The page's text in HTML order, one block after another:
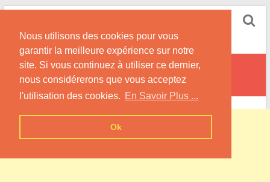
Nous utilisons des cookies pour vous
garantir la meilleure expérience sur notre
site. Si vous continuez à utiliser ce dernier,
nous considérerons que vous acceptez
l'utilisation des cookies. En Savoir Plus ...
Ok
Skip
content
Informations sur les Pompes à Chaleur
Bony